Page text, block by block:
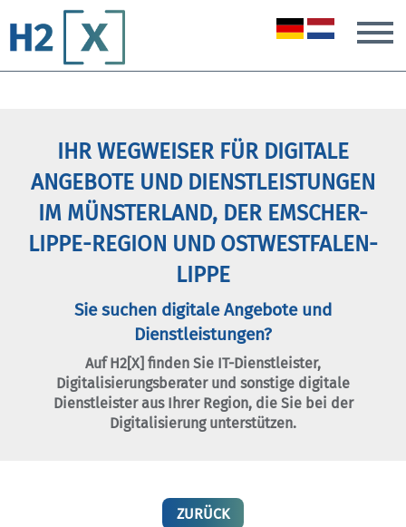
IHR WEGWEISER FÜR DIGITALE
ANGEBOTE UND DIENSTLEISTUNGEN
IM MÜNSTERLAND, DER EMSCHER-
LIPPE-REGION UND OSTWESTFALEN-
LIPPE
Sie suchen digitale Angebote und
Dienstleistungen?
Auf H2[X] finden Sie IT-Dienstleister,
Digitalisierungsberater und sonstige digitale
Dienstleister aus Ihrer Region, die Sie bei der
Digitalisierung unterstützen.
ZURÜCK